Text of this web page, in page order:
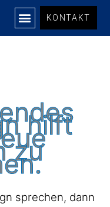
KONTAKT
hilft
zu
sprechen, dann